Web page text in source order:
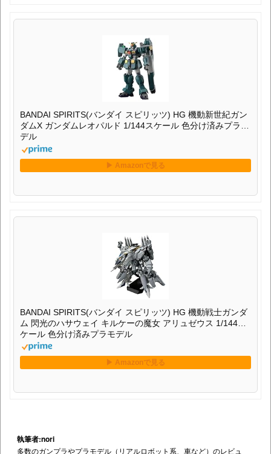
BANDAI SPIRITS(バンダイ スピリッツ) HG 機動新世紀ガン
ダムX ガンダムレオパルド 1/144スケール 色分け済みプラモ
デル
BANDAI SPIRITS(バンダイ スピリッツ) HG 機動戦士ガンダ
ム 閃光のハサウェイ キルケーの魔女 アリュゼウス 1/144ス
ケール 色分け済みプラモデル
執筆者:nori
多数のガンプラやプラモデル（リアルロボット系、車など）のレビュ